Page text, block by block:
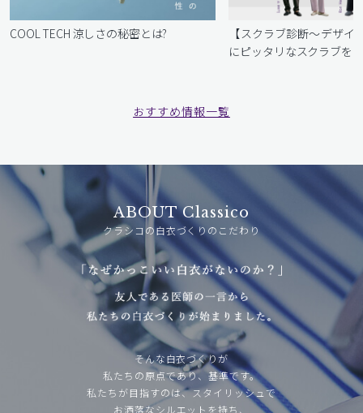
COOL TECH 涼しさの秘密とは?
【スクラブ診断〜デザイ
にピッタリなスクラブを
おすすめ情報一覧
ABOUT Classico
クラシコの白衣づくりのこだわり
そんな白衣づくりが
私たちの原点であり、基準です。
私たちが目指すのは、スタイリッシュで
お洒落なシルエットを持ち、